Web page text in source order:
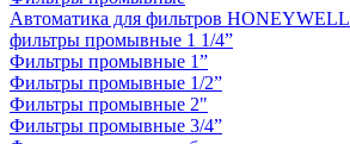
Автоматика для фильтров HONEYWELL
фильтры промывные 1 1/4”
Фильтры промывные 1”
Фильтры промывные 1/2”
Фильтры промывные 2"
Фильтры промывные 3/4”